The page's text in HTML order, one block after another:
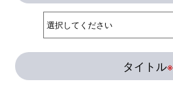
タイトル※